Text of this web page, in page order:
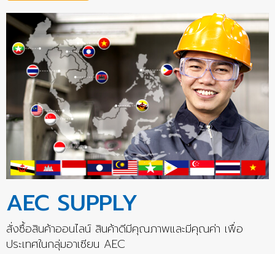
AEC SUPPLY
สั่งซื้อสินค้าออนไลน์ สินค้าดีมีคุณภาพและมีคุณค่า เพื่อ
ประเทศในกลุ่มอาเซียน AEC